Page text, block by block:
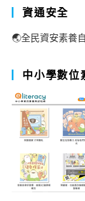
資通安全
🌏全民資安素養
中小學數位